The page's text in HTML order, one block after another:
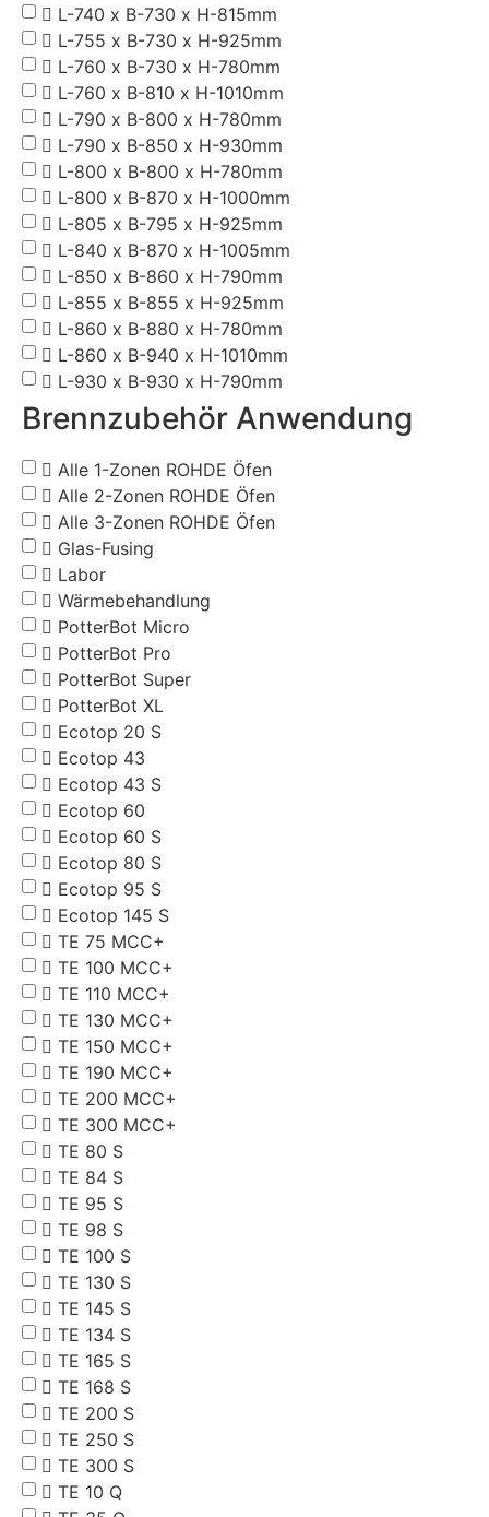
L-740 x B-730 x H-815mm
L-755 x B-730 x H-925mm
L-760 x B-730 x H-780mm
L-760 x B-810 x H-1010mm
L-790 x B-800 x H-780mm
L-790 x B-850 x H-930mm
L-800 x B-800 x H-780mm
L-800 x B-870 x H-1000mm
L-805 x B-795 x H-925mm
L-840 x B-870 x H-1005mm
L-850 x B-860 x H-790mm
L-855 x B-855 x H-925mm
L-860 x B-880 x H-780mm
L-860 x B-940 x H-1010mm
L-930 x B-930 x H-790mm
Brennzubehör Anwendung
Alle 1-Zonen ROHDE Öfen
Alle 2-Zonen ROHDE Öfen
Alle 3-Zonen ROHDE Öfen
Glas-Fusing
Labor
Wärmebehandlung
PotterBot Micro
PotterBot Pro
PotterBot Super
PotterBot XL
Ecotop 20 S
Ecotop 43
Ecotop 43 S
Ecotop 60
Ecotop 60 S
Ecotop 80 S
Ecotop 95 S
Ecotop 145 S
TE 75 MCC+
TE 100 MCC+
TE 110 MCC+
TE 130 MCC+
TE 150 MCC+
TE 190 MCC+
TE 200 MCC+
TE 300 MCC+
TE 80 S
TE 84 S
TE 95 S
TE 98 S
TE 100 S
TE 130 S
TE 145 S
TE 134 S
TE 165 S
TE 168 S
TE 200 S
TE 250 S
TE 300 S
TE 10 Q